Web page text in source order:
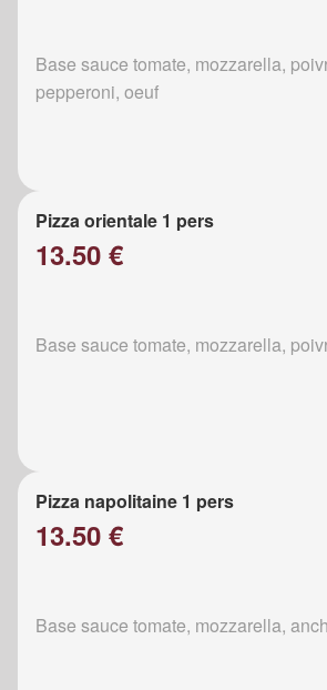
Base sauce tomate, mozzarella,
pepperoni, oeuf
Pizza orientale 1 pers
13.50 €
Base sauce tomate, mozzarella,
Pizza napolitaine 1 pers
13.50 €
Base sauce tomate, mozzarella,